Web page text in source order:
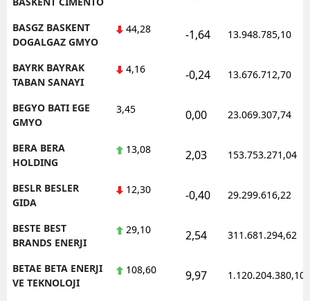
BASGZ BASKENT
DOGALGAZ GMYO
44,28 -1,64 13.948.785,10
BAYRK BAYRAK
TABAN SANAYI
4,16 -0,24 13.676.712,70
BEGYO BATI EGE
GMYO
3,45 0,00 23.069.307,74
BERA BERA
HOLDING
13,08 2,03 153.753.271,04
BESLR BESLER
GIDA
12,30 -0,40 29.299.616,22
BESTE BEST
BRANDS ENERJI
29,10 2,54 311.681.294,62
BETAE BETA ENERJI
VE TEKNOLOJI
108,60 9,97 1.120.204.380,10